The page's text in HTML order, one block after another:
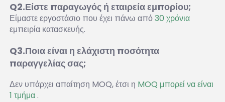
Q2.Είστε παραγωγός ή εταιρεία εμπορίου;
Είμαστε εργοστάσιο που έχει πάνω από
εμπειρία κατασκευής.
Q3.Ποια είναι η ελάχιστη ποσότητα
παραγγελίας σας;
Δεν υπάρχει απαίτηση MOQ, έτσι η MOQ μπορεί να είναι
1 τμήμα .